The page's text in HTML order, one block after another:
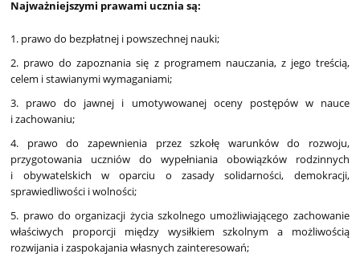
Najważniejszymi prawami ucznia są:
1. prawo do bezpłatnej i powszechnej nauki;
2. prawo do zapoznania się z programem nauczania, z jego treścią,
celem i stawianymi wymaganiami;
3. prawo do jawnej i umotywowanej oceny postępów w nauce
i zachowaniu;
4. prawo do zapewnienia przez szkołę warunków do rozwoju,
przygotowania uczniów do wypełniania obowiązków rodzinnych
i obywatelskich w oparciu o zasady solidarności, demokracji,
sprawiedliwości i wolności;
5. prawo do organizacji życia szkolnego umożliwiającego zachowanie
właściwych proporcji między wysiłkiem szkolnym a możliwością
rozwijania i zaspokajania własnych zainteresowań;